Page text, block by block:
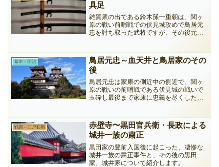
具足
雑賀衆の出である鈴木孫一重朝は、関ヶ
原の戦い前哨戦での伏見城攻めで鳥居元
忠を討ち取った武将ですが、その後元忠
幕末～明治
鳥居元忠～血天井と鳥居家のその
後
鳥居元忠は家康の側近中の側近で、関ヶ
原の戦いの前哨戦である伏見城の戦いで
玉砕し最後まで家康に忠義を尽くした武
戦国～江戸初期
赤壁寺〜黒田官兵衛・長政による
城井一族の粛正
黒田家の豊前入国後に起こった、凄惨な
城井一族の粛正事件と、その後の黒田
家、城井家について紹介します。